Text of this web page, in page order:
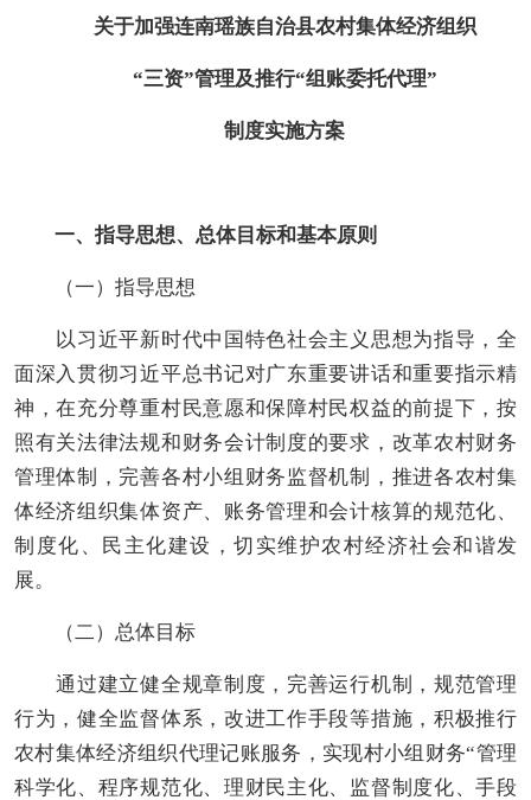
关于加强连南瑶族自治县农村集体经济组织
“三资”管理及推行“组账委托代理”
制度实施方案
一、指导思想、总体目标和基本原则
（一） 指导思想
以习近平新时代中国特色社会主义思想为指导，全
面深入贯彻习近平总书记对广东重要讲话和重要指示精
神，在充分尊重村民意愿和保障村民权益的前提下，按
照有关法律法规和财务会计制度的要求，改革农村财务
管理体制，完善各村小组财务监督机制，推进各农村集
体经济组织集体资产、账务管理和会计核算的规范化、
制度化、民主化建设 ， 切实维护农村经济社会和谐发
展。
（二） 总体目标
通过建立健全规章制度，完善运行机制，规范管理
行为，健全监督体系，改进工作手段等措施，积极推行
农村集体经济组织代理记账服务，实现村小组财务“管理
科学化、程序规范化、理财民主化、监督制度化、手段